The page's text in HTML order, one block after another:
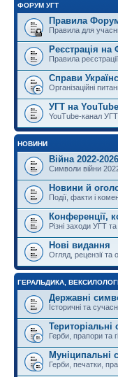
ФОРУМ УГТ
Правила
Правила для
Реєстрація на
Правила
Справи
Організаційні
УГТ на
YouTube-канал
НОВИНИ
Війна 2022-2026
Символи війни
Новини й
Події, факти і
Конференції,
Різні заходи УГТ
Нові видання
Огляд, рецензії
ГЕРАЛЬДИКА,
Державні
Історичні та
Герби, прапори та
Муніципальні
Герби, печатки,